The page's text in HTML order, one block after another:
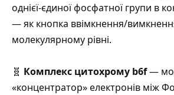
однієї-єдиної фосфатної групи в
— як кнопка ввімкнення/
молекулярному рівні.
🧬 Комплекс цитохрому b6f—
«концентратор» електронів між